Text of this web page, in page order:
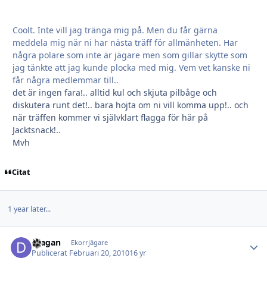
Coolt. Inte vill jag tränga mig på. Men du får gärna
meddela mig när ni har nästa träff för allmänheten. Har
några polare som inte är jägare men som gillar skytte som
jag tänkte att jag kunde plocka med mig. Vem vet kanske ni
får några medlemmar till..
det är ingen fara!.. alltid kul och skjuta pilbåge och
diskutera runt det!.. bara hojta om ni vill komma upp!.. och
när träffen kommer vi självklart flagga för här på
Jacktsnack!..
Mvh
Citat
1 year later...
dragan Ekorrjägare
Publicerat Februari 20, 201016 yr